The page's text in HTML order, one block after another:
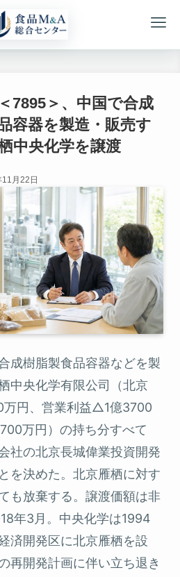
7895＞、中国で合成
容器を製造・販売す
中央化学を譲渡
月22日
成樹脂製食品容器などを製
中央化学有限公司（北京
万円、営業利益△1億3700
万円）の持ち分すべて
社の北京長城偉業投資開発
を決めた。北京雁栖に対す
も放棄する。譲渡価額は非
年3月。中央化学は1994
済開発区に北京雁栖を設
再開発計画に伴い立ち退き